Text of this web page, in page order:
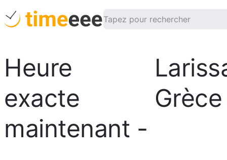
Heure
exacte
maintenant -
Grèce